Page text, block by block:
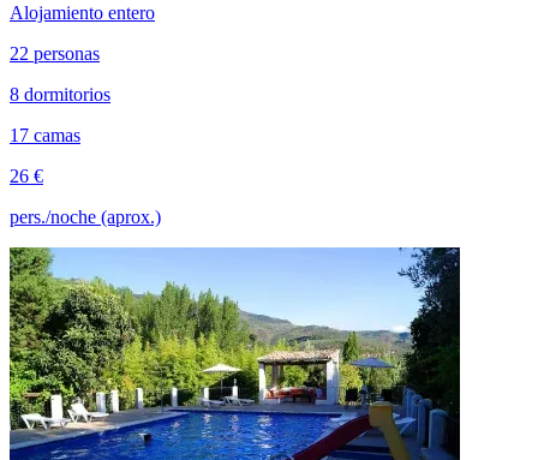
Alojamiento entero
22 personas
8 dormitorios
17 camas
26 €
pers./noche (aprox.)